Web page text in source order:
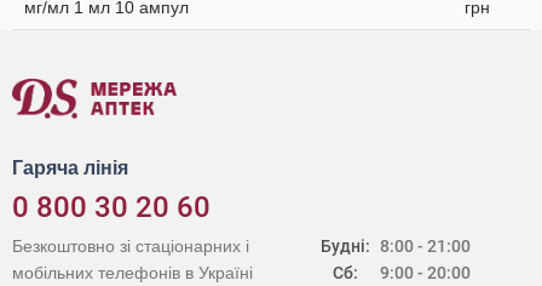
мг/мл 1 мл 10 ампул
грн
Гаряча лінія
0 800 30 20 60
Будні:
Сб:
8:00 - 21:00
9:00 - 20:00
Безкоштовно зі стаціонарних і
мобільних телефонів в Україні